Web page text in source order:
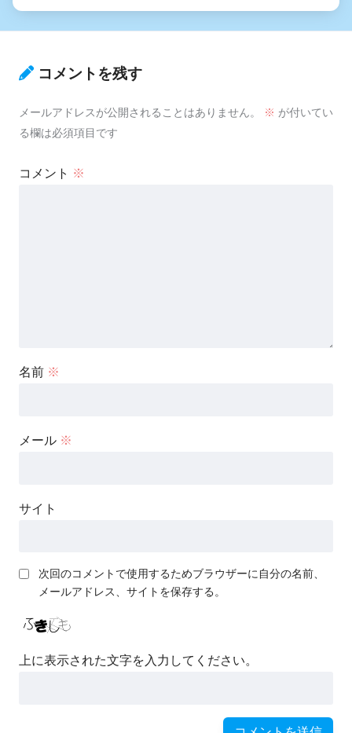
コメントを残す
メールアドレスが公開されることはありません。 ※ が付いてい
る欄は必須項目です
コメント ※
名前 ※
メール ※
サイト
次回のコメントで使用するためブラウザーに自分の名前、
メールアドレス、サイトを保存する。
上に表示された文字を入力してください。